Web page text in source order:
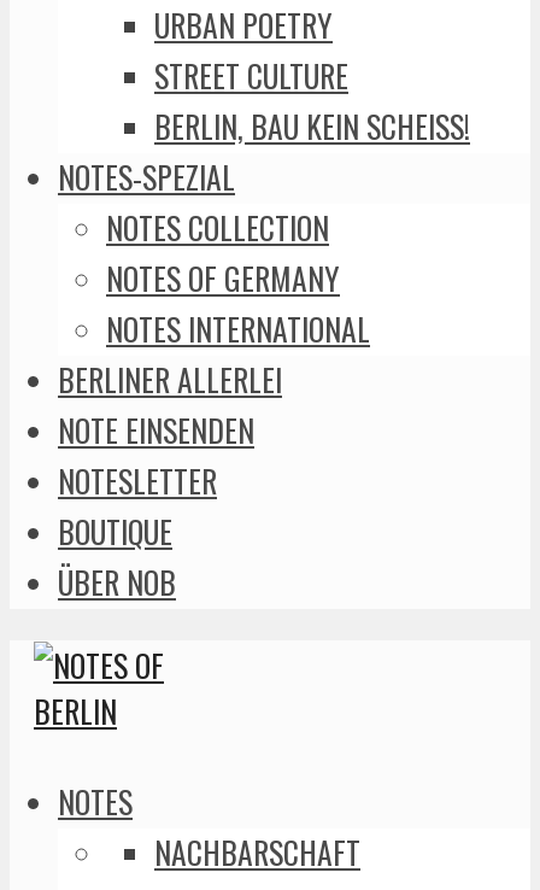
URBAN POETRY
STREET CULTURE
BERLIN, BAU KEIN SCHEISS!
NOTES-SPEZIAL
NOTES COLLECTION
NOTES OF GERMANY
NOTES INTERNATIONAL
BERLINER ALLERLEI
NOTE EINSENDEN
NOTESLETTER
BOUTIQUE
ÜBER NOB
NOTES
NACHBARSCHAFT